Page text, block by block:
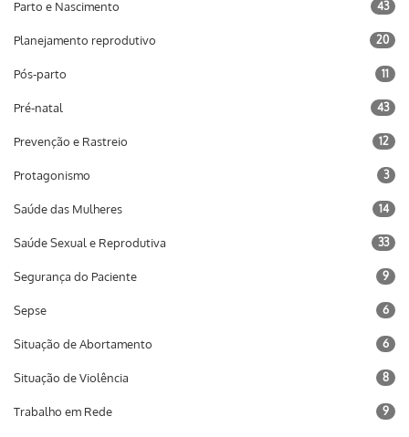
Parto e Nascimento 43
Planejamento reprodutivo 20
Pós-parto 11
Pré-natal 43
Prevenção e Rastreio 12
Protagonismo 3
Saúde das Mulheres 14
Saúde Sexual e Reprodutiva 33
Segurança do Paciente 9
Sepse 6
Situação de Abortamento 6
Situação de Violência 8
Trabalho em Rede 9